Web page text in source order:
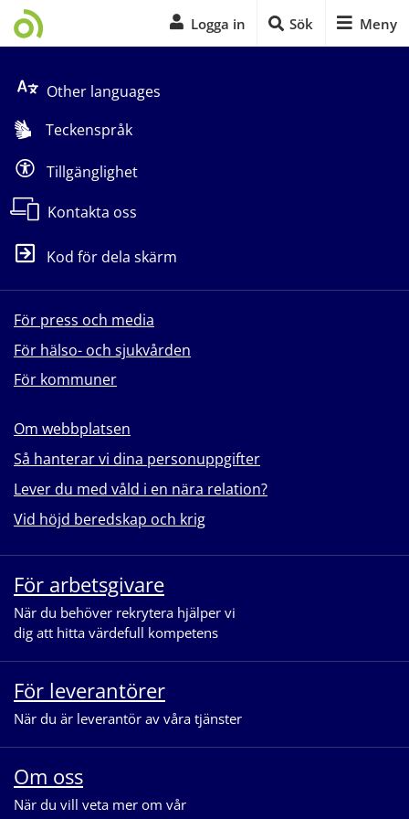
Logga in Sök Meny
Other languages
Teckenspråk
Tillgänglighet
Kontakta oss
Kod för dela skärm
För press och media
För hälso- och sjukvården
För kommuner
Om webbplatsen
Så hanterar vi dina personuppgifter
Lever du med våld i en nära relation?
Vid höjd beredskap och krig
För arbetsgivare
När du behöver rekrytera hjälper vi
dig att hitta värdefull kompetens
För leverantörer
När du är leverantör av våra tjänster
Om oss
När du vill veta mer om vår